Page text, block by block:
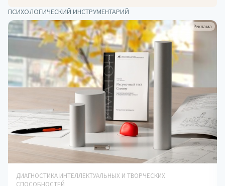
ПСИХОЛОГИЧЕСКИЙ ИНСТРУМЕНТАРИЙ
Реклама
ДИАГНОСТИКА ИНТЕЛЛЕКТУАЛЬНЫХ И ТВОРЧЕСКИХ
СПОСОБНОСТЕЙ